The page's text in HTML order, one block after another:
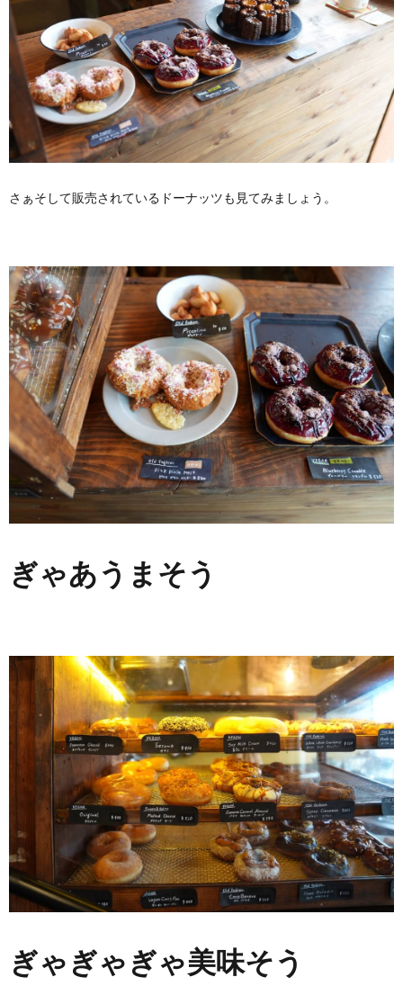
さぁそして販売されているドーナッツも見てみましょう。
ぎゃあうまそう
ぎゃぎゃぎゃ美味そう